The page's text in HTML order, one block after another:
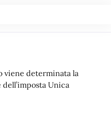
viene determinata la
Unica